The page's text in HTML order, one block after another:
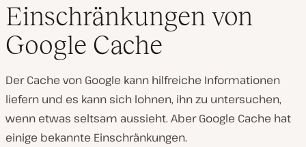
Einschränkungen von
Google Cache
Der Cache von Google kann hilfreiche Informationen
liefern und es kann sich lohnen, ihn zu untersuchen,
wenn etwas seltsam aussieht. Aber Google Cache hat
einige bekannte Einschränkungen.